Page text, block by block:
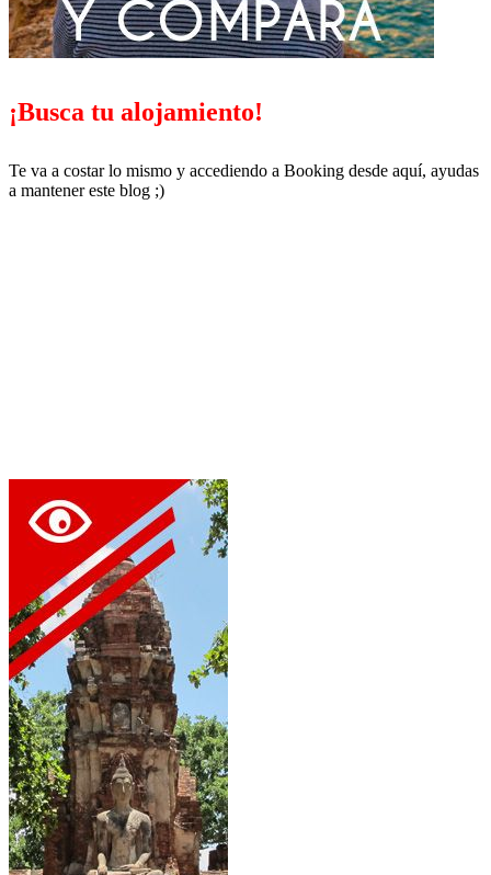
¡Busca tu alojamiento!
Te va a costar lo mismo y accediendo a Booking desde aquí, ayudas
a mantener este blog ;)